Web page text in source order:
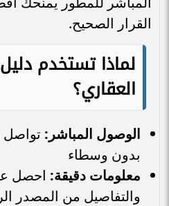
القرار الصحيح.
لماذا تستخدم
العقاري؟
الوصول المباشر: تواصل
بدون وسطاء
معلومات دقيقة: احصل
والتفاصيل من المصدر